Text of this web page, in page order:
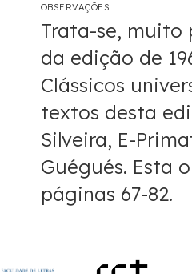
OBSERVAÇÕES
Trata-se, muito
da edição de
Clássicos
textos desta
Silveira, E-
Guégués. Esta
páginas 67-82.